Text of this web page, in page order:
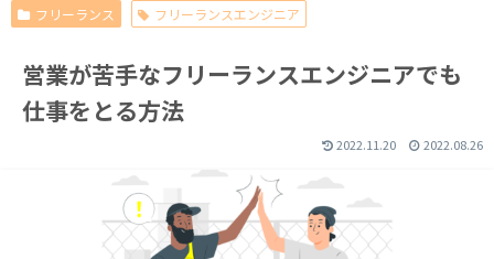
フリーランス フリーランスエンジニア
営業が苦手なフリーランスエンジニアでも
仕事をとる方法
2022.11.20 2022.08.26